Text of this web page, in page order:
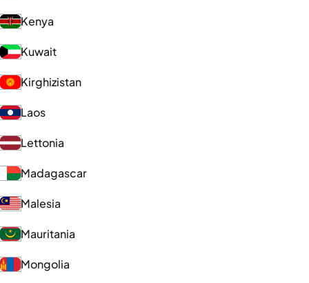
Kenya
Kuwait
Kirghizistan
Laos
Lettonia
Madagascar
Malesia
Mauritania
Mongolia